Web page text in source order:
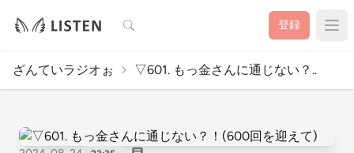
検索 登録
ざんていラジオぉ ▽601. もっ金さんに通じない？..